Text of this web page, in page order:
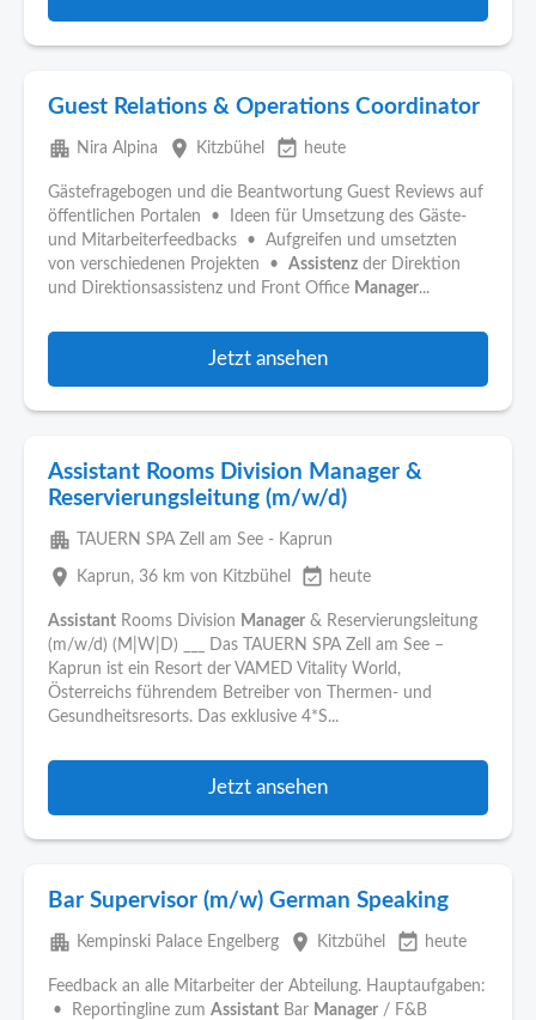
Guest Relations & Operations Coordinator
apartment Nira Alpina place Kitzbühel event_available heute
Gästefragebogen und die Beantwortung Guest Reviews auf
öffentlichen Portalen • Ideen für Umsetzung des Gäste-
und Mitarbeiterfeedbacks • Aufgreifen und umsetzten
von verschiedenen Projekten • Assistenz der Direktion
und Direktionsassistenz und Front Office Manager...
Jetzt ansehen
Assistant Rooms Division Manager &
Reservierungsleitung (m/w/d)
apartment TAUERN SPA Zell am See - Kaprun
place Kaprun, 36 km von Kitzbühel event_available heute
Assistant Rooms Division Manager & Reservierungsleitung
(m/w/d) (M|W|D) ___ Das TAUERN SPA Zell am See –
Kaprun ist ein Resort der VAMED Vitality World,
Österreichs führendem Betreiber von Thermen- und
Gesundheitsresorts. Das exklusive 4*S...
Jetzt ansehen
Bar Supervisor (m/w) German Speaking
apartment Kempinski Palace Engelberg place Kitzbühel event_available heute
Feedback an alle Mitarbeiter der Abteilung. Hauptaufgaben:
• Reportingline zum Assistant Bar Manager / F&B